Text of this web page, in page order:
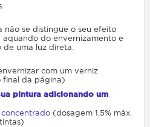
não se distingue o seu efeito
do envernizamento e
uma luz direta.
com um verniz
final da página)
pintura adicionando um
(dosagem 1,5% máx.